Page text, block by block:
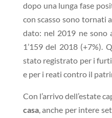
dopo una lunga fase
con scasso sono tornati
dato: nel 2019 ne sono
1’159 del 2018 (+7%).
stato registrato per i furti
e per i reati contro il
Con l’arrivo dell’estate
casa, anche per intere